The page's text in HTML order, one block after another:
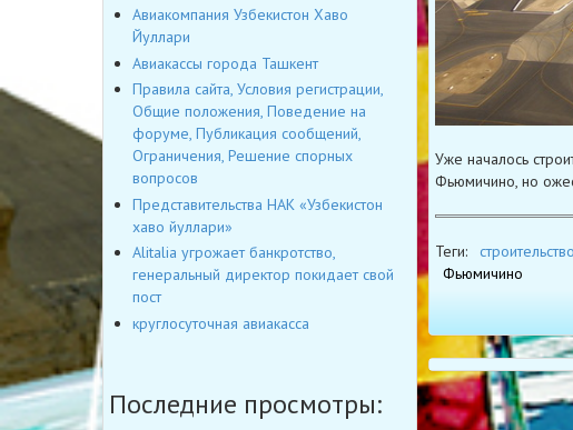
Уже началось
Фьюмичино, но
Теги: cтроительство
Фьюмичино
Авиакомпания Узбекистон Хаво
Йуллари
Авиакассы города Ташкент
Правила сайта, Условия регистрации,
Общие положения, Поведение на
форуме, Публикация сообщений,
Ограничения, Решение спорных
вопросов
Представительства НАК «Узбекистон
хаво йуллари»
Alitalia угрожает банкротство,
генеральный директор покидает свой
пост
круглосуточная авиакасса
Последние просмотры: